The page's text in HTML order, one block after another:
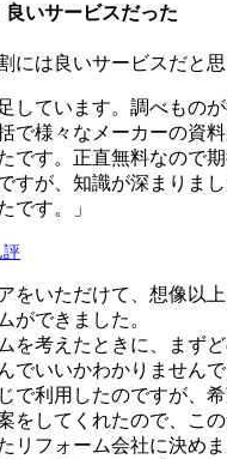
いサービスだった
には良いサービスだと
しています。調べもの
で様々なメーカーの資
です。正直無料なので
すが、知識が深まりま
です。」
評
をいただけて、想像以
ができました。
を考えたときに、まず
でいいかわかりません
で利用したのですが、
をしてくれたので、こ
リフォーム会社に決め